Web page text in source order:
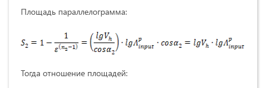
Площадь параллелограмма:
Тогда отношение площадей: